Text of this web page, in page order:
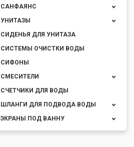
САНФАЯНС
УНИТАЗЫ
СИДЕНЬЯ ДЛЯ УНИТАЗА
СИСТЕМЫ ОЧИСТКИ ВОДЫ
СИФОНЫ
СМЕСИТЕЛИ
СЧЕТЧИКИ ДЛЯ ВОДЫ
ШЛАНГИ ДЛЯ ПОДВОДА ВОДЫ
ЭКРАНЫ ПОД ВАННУ